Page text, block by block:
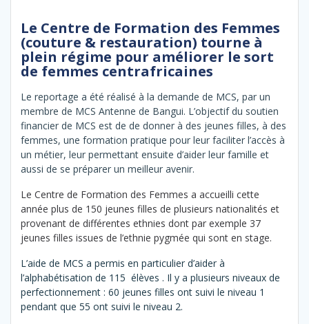
Le Centre de Formation des Femmes
(couture & restauration) tourne à
plein régime pour améliorer le sort
de femmes centrafricaines
Le reportage a été réalisé à la demande de MCS, par un
membre de MCS Antenne de Bangui. L’objectif du soutien
financier de MCS est de de donner à des jeunes filles, à des
femmes, une formation pratique pour leur faciliter l’accès à
un métier, leur permettant ensuite d’aider leur famille et
aussi de se préparer un meilleur avenir.
Le Centre de Formation des Femmes a accueilli cette
année plus de 150 jeunes filles de plusieurs nationalités et
provenant de différentes ethnies dont par exemple 37
jeunes filles issues de l’ethnie pygmée qui sont en stage.
L’aide de MCS a permis en particulier d’aider à
l’alphabétisation de 115 élèves . Il y a plusieurs niveaux de
perfectionnement : 60 jeunes filles ont suivi le niveau 1
pendant que 55 ont suivi le niveau 2.